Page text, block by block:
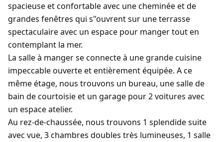
spacieuse et confortable avec une cheminée et de
grandes fenêtres qui s"ouvrent sur une terrasse
spectaculaire avec un espace pour manger tout en
contemplant la mer.
La salle à manger se connecte à une grande cuisine
impeccable ouverte et entièrement équipée. A ce
même étage, nous trouvons un bureau, une salle de
bain de courtoisie et un garage pour 2 voitures avec
un espace atelier.
Au rez-de-chaussée, nous trouvons 1 splendide suite
avec vue, 3 chambres doubles très lumineuses, 1 salle